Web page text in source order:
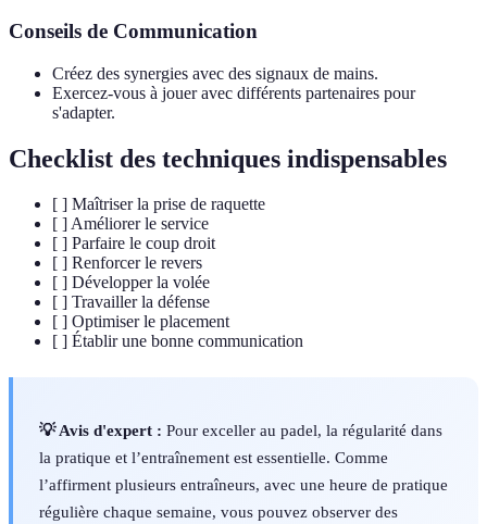
Conseils de Communication
Créez des synergies avec des signaux de mains.
Exercez-vous à jouer avec différents partenaires pour
s'adapter.
Checklist des techniques indispensables
[ ] Maîtriser la prise de raquette
[ ] Améliorer le service
[ ] Parfaire le coup droit
[ ] Renforcer le revers
[ ] Développer la volée
[ ] Travailler la défense
[ ] Optimiser le placement
[ ] Établir une bonne communication
💡 Avis d'expert : Pour exceller au padel, la régularité dans
la pratique et l’entraînement est essentielle. Comme
l’affirment plusieurs entraîneurs, avec une heure de pratique
régulière chaque semaine, vous pouvez observer des